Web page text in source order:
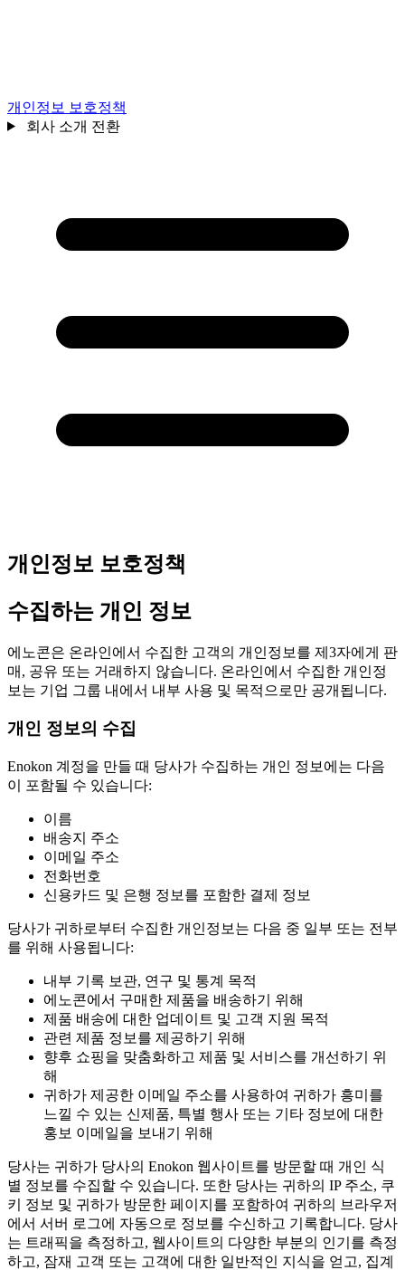
개인정보 보호정책
회사 소개 전환
개인정보 보호정책
수집하는 개인 정보
에노콘은 온라인에서 수집한 고객의 개인정보를 제3자에게 판
매, 공유 또는 거래하지 않습니다. 온라인에서 수집한 개인정
보는 기업 그룹 내에서 내부 사용 및 목적으로만 공개됩니다.
개인 정보의 수집
Enokon 계정을 만들 때 당사가 수집하는 개인 정보에는 다음
이 포함될 수 있습니다:
이름
배송지 주소
이메일 주소
전화번호
신용카드 및 은행 정보를 포함한 결제 정보
당사가 귀하로부터 수집한 개인정보는 다음 중 일부 또는 전부
를 위해 사용됩니다:
내부 기록 보관, 연구 및 통계 목적
에노콘에서 구매한 제품을 배송하기 위해
제품 배송에 대한 업데이트 및 고객 지원 목적
관련 제품 정보를 제공하기 위해
향후 쇼핑을 맞춤화하고 제품 및 서비스를 개선하기 위
해
귀하가 제공한 이메일 주소를 사용하여 귀하가 흥미를
느낄 수 있는 신제품, 특별 행사 또는 기타 정보에 대한
홍보 이메일을 보내기 위해
당사는 귀하가 당사의 Enokon 웹사이트를 방문할 때 개인 식
별 정보를 수집할 수 있습니다. 또한 당사는 귀하의 IP 주소, 쿠
키 정보 및 귀하가 방문한 페이지를 포함하여 귀하의 브라우저
에서 서버 로그에 자동으로 정보를 수신하고 기록합니다. 당사
는 트래픽을 측정하고, 웹사이트의 다양한 부분의 인기를 측정
하고, 잠재 고객 또는 고객에 대한 일반적인 지식을 얻고, 집계